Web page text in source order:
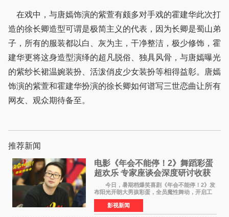
在戏中，与唐嫣饰演的紫萱有颇多对手戏的霍建华此次打
造的徐长卿造型可谓是极简主义的代表，因为长卿是蜀山弟
子，所有的服装都以白、灰为主，干净整洁，极少修饰，霍
建华更将这身造型演绎的超凡脱俗、独具风骨，与唐嫣曝光
的紫纱长裙温婉装扮、活泼俏皮少女装扮等相得益彰。唐嫣
饰演的紫萱和霍建华扮演的徐长卿如何谱写三世恋曲让所有
网友、观众期待备至。
推荐新闻
电影《年会不能停！2》舞蹈彩蛋
超欢乐 专家座谈会深度研讨收获
满满
今日，暑期档爆笑喜剧《年会不能停！2》发
布阳光开朗大男孩彩蛋，全员魔性舞动，开启工
位狂欢模式。影片于昨日同步举办专家座谈会，
导演董润年、总制片人应萝佳出席现场，与一众
业内、学界专家
影视新闻